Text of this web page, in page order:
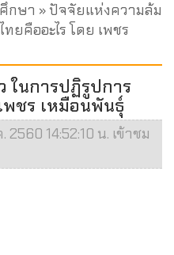
กษา » ปัจจัยแห่งความล้ม
ยคืออะไร โดย เพชร
ในการปฏิรูปการ
พชร เหมือนพันธุ์
14:52:10 น. เข้าชม